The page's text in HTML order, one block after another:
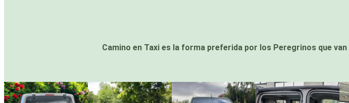
Camino en Taxi es la forma preferida por los Peregrinos que